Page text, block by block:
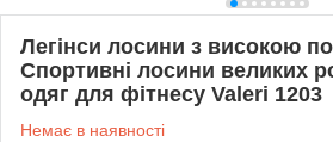
Легінси лосини з високою
Спортивні лосини великих
одяг для фітнесу Valeri 1203
Немає в наявності